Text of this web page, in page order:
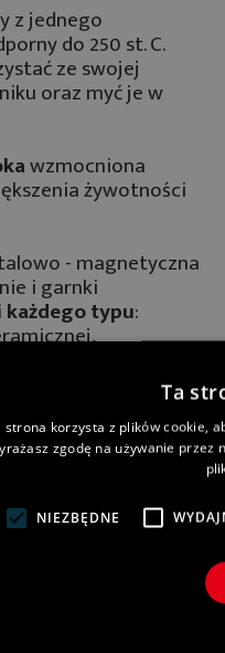
z jednego
do 250 st. C.
ze swojej
oraz myć je w
wzmocniona
żywotności
- magnetyczna
i garnki
każdego typu:
indukcyjnej.
WOLL.
GOTOWANIE
Ta
strona korzysta z plików cookie,
zgodę na używanie przez
NIEZBĘDNE